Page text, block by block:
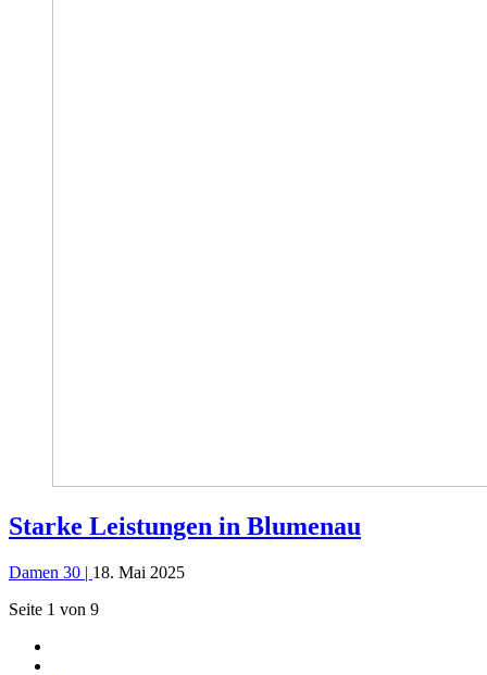
Starke Leistungen in Blumenau
Damen 30 | 18. Mai 2025
Seite 1 von 9